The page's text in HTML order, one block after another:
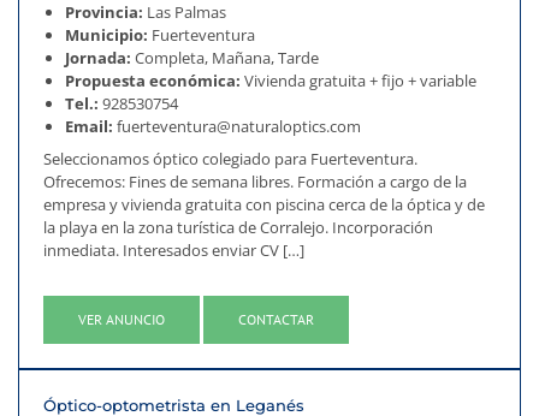
Provincia: Las Palmas
Municipio: Fuerteventura
Jornada: Completa, Mañana, Tarde
Propuesta económica: Vivienda gratuita + fijo + variable
Tel.: 928530754
Email: fuerteventura@naturaloptics.com
Seleccionamos óptico colegiado para Fuerteventura.
Ofrecemos: Fines de semana libres. Formación a cargo de la
empresa y vivienda gratuita con piscina cerca de la óptica y de
la playa en la zona turística de Corralejo. Incorporación
inmediata. Interesados enviar CV […]
VER ANUNCIO CONTACTAR
Óptico-optometrista en Leganés